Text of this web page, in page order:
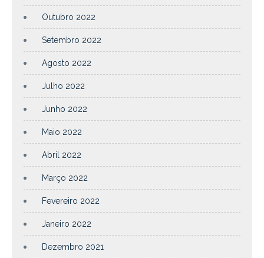
Outubro 2022
Setembro 2022
Agosto 2022
Julho 2022
Junho 2022
Maio 2022
Abril 2022
Março 2022
Fevereiro 2022
Janeiro 2022
Dezembro 2021